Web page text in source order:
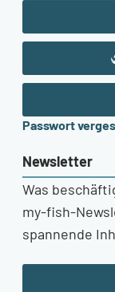
Passwort
Newsletter
Was
my-fish-
spannende